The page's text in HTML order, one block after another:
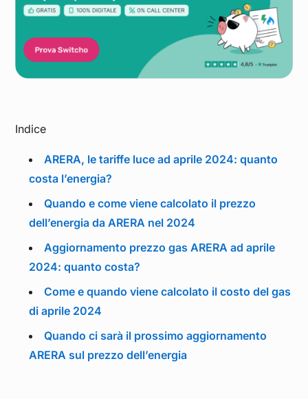
Indice
ARERA, le tariffe luce ad aprile 2024: quanto
costa l’energia?
Quando e come viene calcolato il prezzo
dell’energia da ARERA nel 2024
Aggiornamento prezzo gas ARERA ad aprile
2024: quanto costa?
Come e quando viene calcolato il costo del gas
di aprile 2024
Quando ci sarà il prossimo aggiornamento
ARERA sul prezzo dell’energia